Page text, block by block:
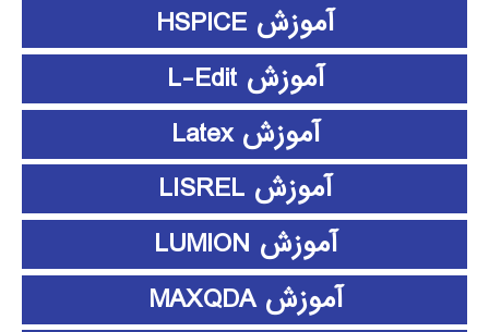
آموزش HSPICE
آموزش L-Edit
آموزش Latex
آموزش LISREL
آموزش LUMION
آموزش MAXQDA